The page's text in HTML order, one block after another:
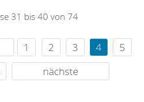
31 bis 40 von 74
1 2 3 4
5
nächste